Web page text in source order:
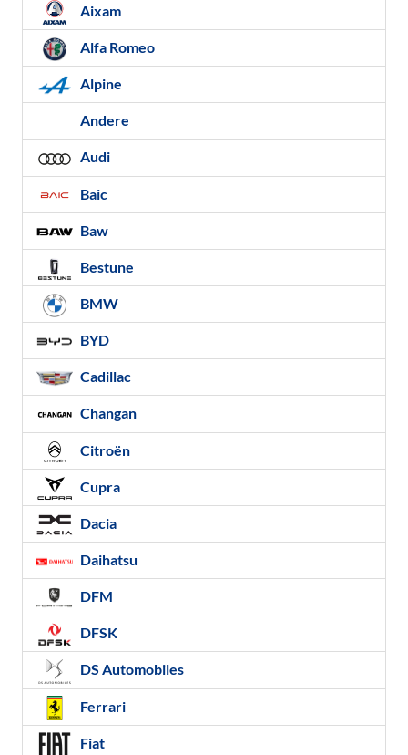
Aixam
Alfa Romeo
Alpine
Andere
Audi
Baic
Baw
Bestune
BMW
BYD
Cadillac
Changan
Citroën
Cupra
Dacia
Daihatsu
DFM
DFSK
DS Automobiles
Ferrari
Fiat